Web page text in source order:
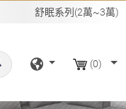
舒眠系列(2萬~3萬)
(0)